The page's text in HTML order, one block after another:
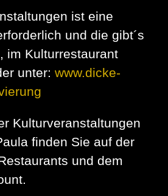
ist eine
und die gibt´s
im Kulturrestaurant
unter: www.dicke-
Kulturveranstaltungen
finden Sie auf der
und dem